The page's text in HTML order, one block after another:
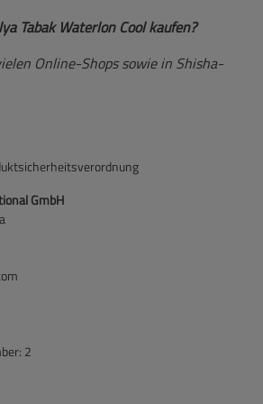
Tabak Waterlon Cool kaufen?
Online-Shops sowie in Shisha-
GmbH
2